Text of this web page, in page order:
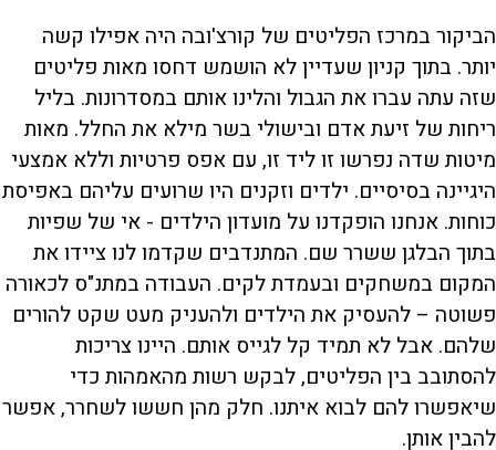
הביקור במרכז הפליטים של קורצ'ובה היה אפילו קשה
יותר. בתוך קניון שעדיין לא הושמש דחסו מאות פליטים
שזה עתה עברו את הגבול והלינו אותם במסדרונות. בליל
ריחות של זיעת אדם ובישולי בשר מילא את החלל. מאות
מיטות שדה נפרשו זו ליד זו, עם אפס פרטיות וללא אמצעי
היגיינה בסיסיים. ילדים וזקנים היו שרועים עליהם באפיסת
כוחות. אנחנו הופקדנו על מועדון הילדים - אי של שפיות
בתוך הבלגן ששרר שם. המתנדבים שקדמו לנו ציידו את
המקום במשחקים ובעמדת לקים. העבודה במתנ"ס לכאורה
פשוטה – להעסיק את הילדים ולהעניק מעט שקט להורים
שלהם. אבל לא תמיד קל לגייס אותם. היינו צריכות
להסתובב בין הפליטים, לבקש רשות מהאמהות כדי
שיאפשרו להם לבוא איתנו. חלק מהן חששו לשחרר, אפשר
להבין אותן.